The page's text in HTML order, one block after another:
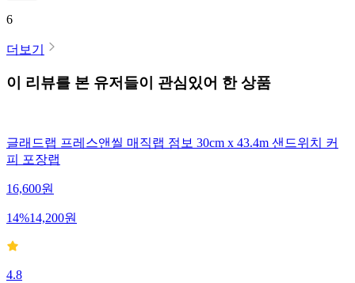
6
더보기
이 리뷰를 본 유저들이 관심있어 한 상품
글래드랩 프레스앤씰 매직랩 점보 30cm x 43.4m 샌드위치 커
피 포장랩
16,600원
14%14,200원
4.8